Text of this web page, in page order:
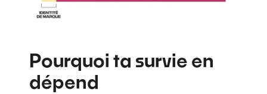
Pourquoi ta survie en
dépend